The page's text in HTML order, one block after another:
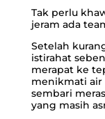
Tak perlu
jeram ada
Setelah
istirahat
merapat ke
menikmati air
sembari
yang masih